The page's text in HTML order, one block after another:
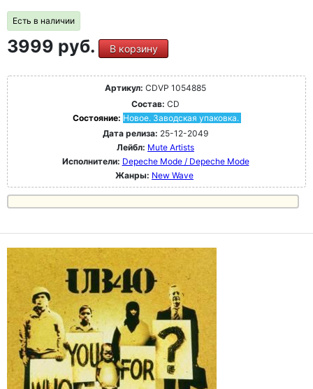
Есть в наличии
3999 руб. В корзину
Артикул: CDVP 1054885
Состав: CD
Состояние: Новое. Заводская упаковка.
Дата релиза: 25-12-2049
Лейбл: Mute Artists
Исполнители: Depeche Mode / Depeche Mode
Жанры: New Wave